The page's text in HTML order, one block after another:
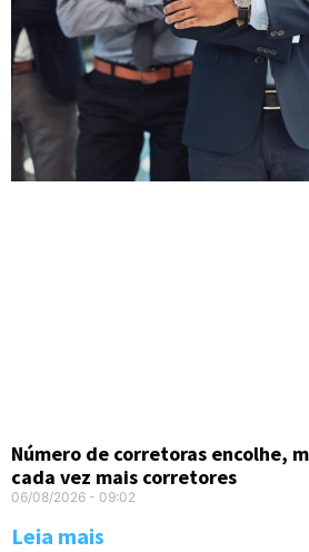
Número de corretoras encolhe,
cada vez mais corretores
06/08/2026 09:02
Leia mais